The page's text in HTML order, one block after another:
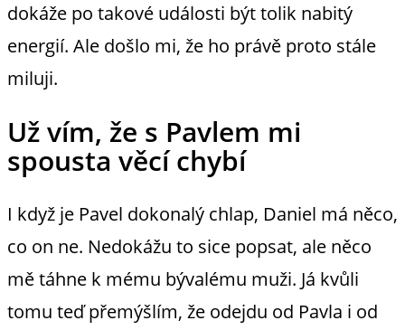
dokáže po takové události být tolik nabitý
energií. Ale došlo mi, že ho právě proto stále
miluji.
Už vím, že s Pavlem mi
spousta věcí chybí
I když je Pavel dokonalý chlap, Daniel má něco,
co on ne. Nedokážu to sice popsat, ale něco
mě táhne k mému bývalému muži. Já kvůli
tomu teď přemýšlím, že odejdu od Pavla i od